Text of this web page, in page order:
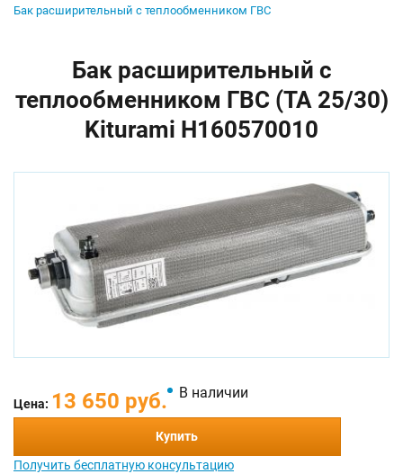
Бак расширительный с теплообменником ГВС
Бак расширительный с
теплообменником ГВС (TA 25/30)
Kiturami H160570010
Цена: 13 650 руб. В наличии
Купить
Получить бесплатную консультацию